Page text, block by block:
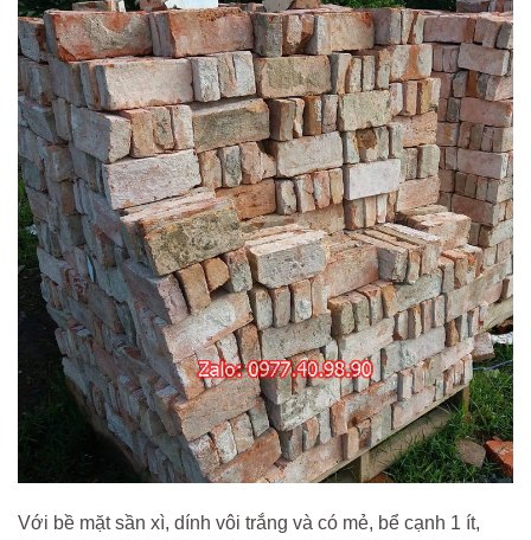
Với bề mặt sần xì, dính vôi trắng và có mẻ, bể cạnh 1 ít,